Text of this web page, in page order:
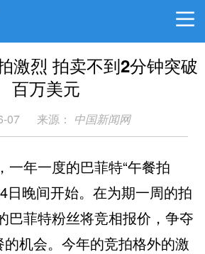
激烈 拍卖不到2分钟突破
百万美元
07 来源： 中国新闻网
年一度的巴菲特“午餐拍
日晚间开始。在为期一周的拍
巴菲特粉丝将竞相报价，争夺
的机会。今年的竞拍格外的激